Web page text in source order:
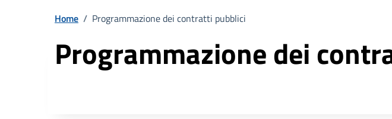
Home / Programmazione dei contratti pubblici
Programmazione dei